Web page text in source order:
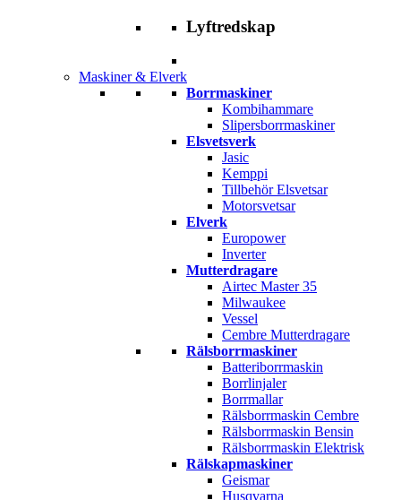
Lyftredskap
Maskiner & Elverk
Borrmaskiner
Kombihammare
Slipersborrmaskiner
Elsvetsverk
Jasic
Kemppi
Tillbehör Elsvetsar
Motorsvetsar
Elverk
Europower
Inverter
Mutterdragare
Airtec Master 35
Milwaukee
Vessel
Cembre Mutterdragare
Rälsborrmaskiner
Batteriborrmaskin
Borrlinjaler
Borrmallar
Rälsborrmaskin Cembre
Rälsborrmaskin Bensin
Rälsborrmaskin Elektrisk
Rälskapmaskiner
Geismar
Husqvarna